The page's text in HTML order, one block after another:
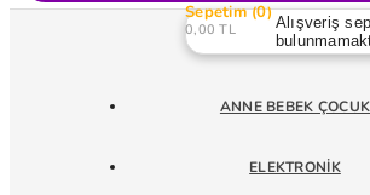
Sepetim 0
0,00 TL
Alışveriş
ANNE BEBEK ÇOCUK
ELEKTRONIK